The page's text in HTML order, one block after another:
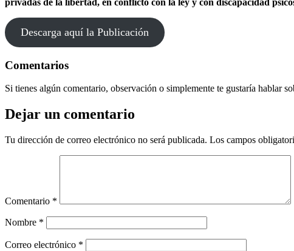
Descarga aquí la Publicación
Comentarios
Si tienes algún comentario, observación o simplemente te gustaría hablar
Dejar un comentario
Tu dirección de correo electrónico no será publicada. Los campos
Comentario *
Nombre *
Correo electrónico *